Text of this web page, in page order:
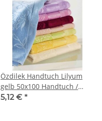
Özdilek Handtuch Lilyum
gelb 50x100 Handtuch /
Handtücher
5,12 € *